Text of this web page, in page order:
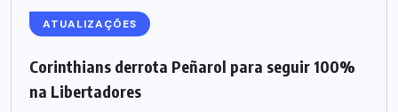
ATUALIZAÇÕES
Corinthians derrota Peñarol para seguir 100%
na Libertadores